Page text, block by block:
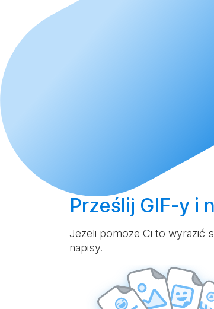
Prześlij GIF-y i
Jeżeli pomoże Ci to wyrazić
napisy.